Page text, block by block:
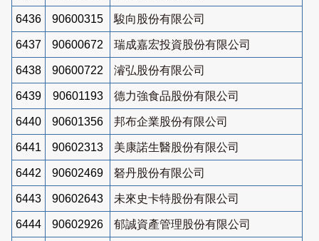
6436 90600315 駿向股份有限公司
6437 90600672 瑞成嘉宏投資股份有限公司
6438 90600722 濬弘股份有限公司
6439 90601193 德力強食品股份有限公司
6440 90601356 邦布企業股份有限公司
6441 90602313 美康諾生醫股份有限公司
6442 90602469 砮丹股份有限公司
6443 90602643 未來史卡特股份有限公司
6444 90602926 郁誠資產管理股份有限公司